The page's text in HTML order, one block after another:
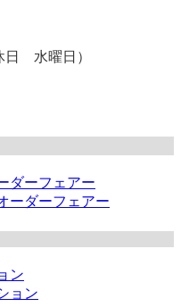
日 水曜日）
ダーフェアー
ン